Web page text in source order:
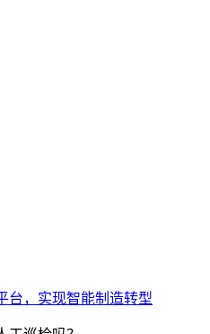
台，实现智能制造转型